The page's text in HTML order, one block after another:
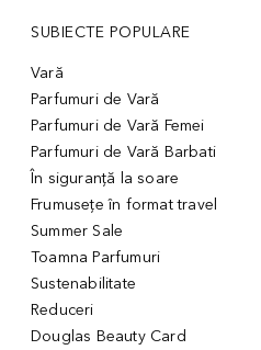
SUBIECTE POPULARE
Vară
Parfumuri de Vară
Parfumuri de Vară Femei
Parfumuri de Vară Barbati
În siguranță la soare
Frumusețe în format travel
Summer Sale
Toamna Parfumuri
Sustenabilitate
Reduceri
Douglas Beauty Card